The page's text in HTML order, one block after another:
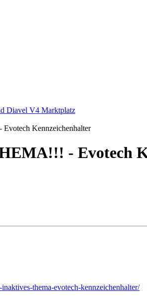
Diavel V4 Marktplatz
Kennzeichenhalter
- Evotech
thema-evotech-kennzeichenhalter/